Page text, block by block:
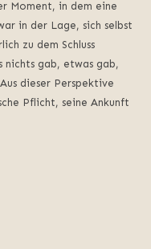
Moment, in dem eine
in der Lage, sich selbst
zu dem Schluss
nichts gab, etwas gab,
dieser Perspektive
Pflicht, seine Ankunft